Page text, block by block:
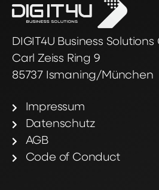
DIGIT4U Business Solutions
Carl Zeiss Ring 9
85737 Ismaning/München
Impressum
Datenschutz
AGB
Code of Conduct